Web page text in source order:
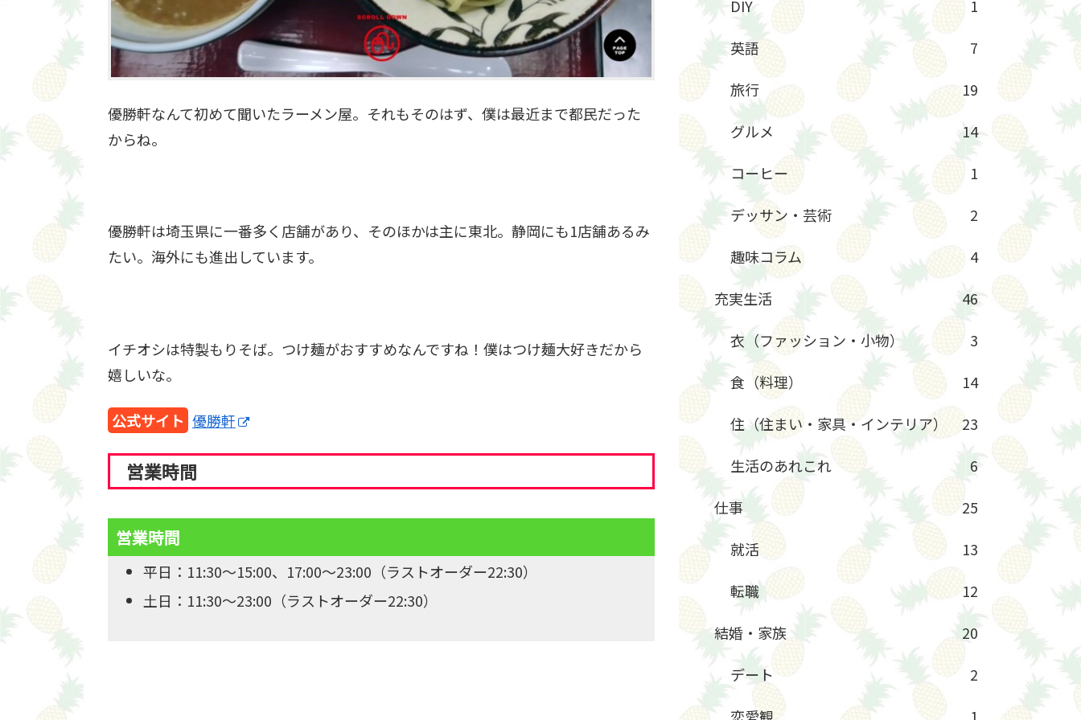
優勝軒なんて初めて聞いたラーメン屋。それもそのはず、僕は最近まで都民だった
からね。
優勝軒は埼玉県に一番多く店舗があり、そのほかは主に東北。静岡にも1店舗あるみ
たい。海外にも進出しています。
イチオシは特製もりそば。つけ麺がおすすめなんですね！僕はつけ麺大好きだから
嬉しいな。
公式サイト 優勝軒
営業時間
営業時間
平日：11:30～15:00、17:00～23:00（ラストオーダー22:30）
土日：11:30～23:00（ラストオーダー22:30）
DIY
1
英語
7
旅行
19
グルメ
14
コーヒー
1
デッサン・芸術
2
趣味コラム
4
充実生活
46
衣（ファッション・小物）
3
食（料理）
14
住（住まい・家具・インテリア）
23
生活のあれこれ
6
仕事
25
就活
13
転職
12
結婚・家族
20
デート
2